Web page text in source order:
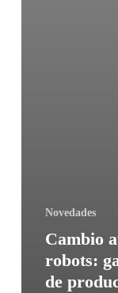
Novedades
Cambio
robots:
de